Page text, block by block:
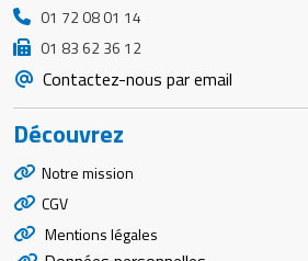
01 72 08 01 14
01 83 62 36 12
Contactez-nous par email
Découvrez
Notre mission
CGV
Mentions légales